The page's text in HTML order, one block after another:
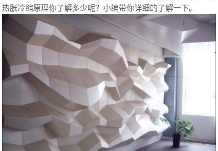
热胀冷缩原理你了解多少呢？小编带你详细的了解一下。